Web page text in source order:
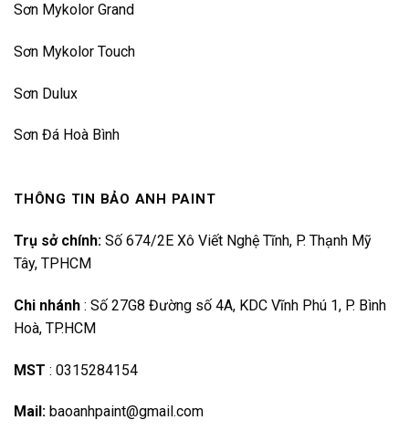
Sơn Mykolor Grand
Sơn Mykolor Touch
Sơn Dulux
Sơn Đá Hoà Bình
THÔNG TIN BẢO ANH PAINT
Trụ sở chính: Số 674/2E Xô Viết Nghệ Tĩnh, P. Thạnh Mỹ
Tây, TPHCM
Chi nhánh : Số 27G8 Đường số 4A, KDC Vĩnh Phú 1, P. Bình
Hoà, TP.HCM
MST : 0315284154
Mail: baoanhpaint@gmail.com